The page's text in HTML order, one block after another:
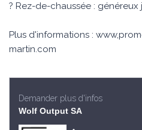
? Rez-de-chaussée : généreux
Plus d'informations :
martin.com
Demander plus d'infos
Wolf Output SA